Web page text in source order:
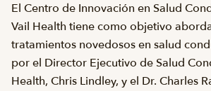
El Centro de Innovación en Salud
Vail Health tiene como objetivo
tratamientos novedosos en salud
por el Director Ejecutivo de Salud
Health, Chris Lindley, y el Dr. Charles